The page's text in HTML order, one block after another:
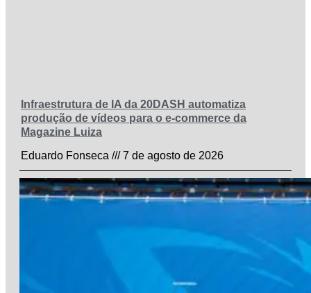
Infraestrutura de IA da 20DASH automatiza
produção de vídeos para o e-commerce da
Magazine Luiza
Eduardo Fonseca
7 de agosto de 2026